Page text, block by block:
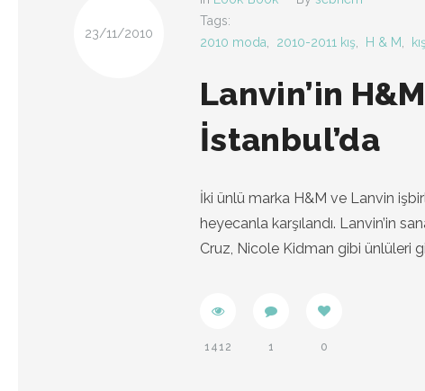
23/11/2010
Tags:
2010 moda
2010-2011 kış H & M kış
Lanvin’in
İstanbul’da
İki ünlü marka H&M ve Lanvin
heyecanla karşılandı. Lanvin’in
Cruz, Nicole Kidman gibi ünlüleri
1412 1 0